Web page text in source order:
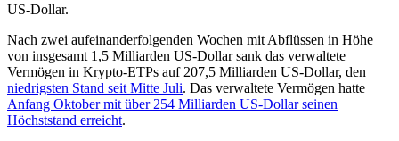
US-Dollar.
Nach zwei aufeinanderfolgenden Wochen mit Abflüssen in Höhe
von insgesamt 1,5 Milliarden US-Dollar sank das verwaltete
Vermögen in Krypto-ETPs auf 207,5 Milliarden US-Dollar, den
niedrigsten Stand seit Mitte Juli. Das verwaltete Vermögen hatte
Anfang Oktober mit über 254 Milliarden US-Dollar seinen
Höchststand erreicht.